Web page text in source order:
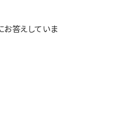
答えしていま